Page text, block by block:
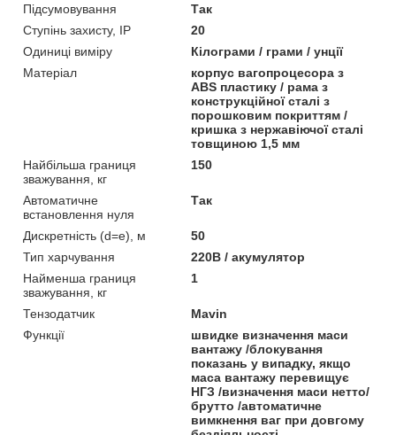
Підсумовування
Так
Ступінь захисту, IP
20
Одиниці виміру
Кілограми / грами / унції
Матеріал
корпус вагопроцесора з
ABS пластику / рама з
конструкційної сталі з
порошковим покриттям /
кришка з нержавіючої сталі
товщиною 1,5 мм
Найбільша границя
зважування, кг
150
Автоматичне
встановлення нуля
Так
Дискретність (d=e), м
50
Тип харчування
220В / акумулятор
Найменша границя
зважування, кг
1
Тензодатчик
Mavin
Функції
швидке визначення маси
вантажу /блокування
показань у випадку, якщо
маса вантажу перевищує
НГЗ /визначення маси нетто/
брутто /автоматичне
вимкнення ваг при довгому